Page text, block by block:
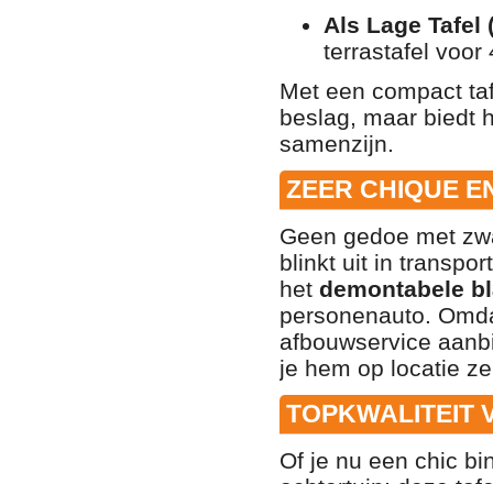
Als Lage Tafel
terrastafel voor
Met een compact
beslag, maar biedt
samenzijn.
ZEER CHIQUE
Geen gedoe met
blinkt uit in
het demontabele
personenauto.
afbouwservice
je hem op locatie
TOPKWALITEIT
Of je nu een chic